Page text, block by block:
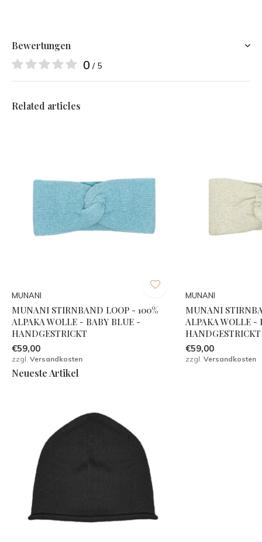
Bewertungen
0 / 5
Related articles
MUNANI
MUNANI STIRNBAND LOOP - 100%
ALPAKA WOLLE - BABY BLUE -
HANDGESTRICKT
€59,00
zzgl. Versandkosten
MUNANI
MUNANI
ALPAKA WOLLE -
HANDGESTRICKT
€59,00
zzgl.Versandkosten
Neueste Artikel